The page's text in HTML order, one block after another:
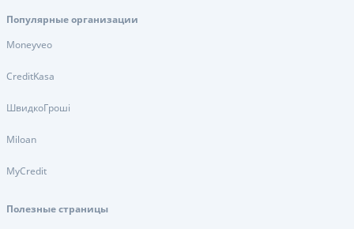
Популярные организации
Moneyveo
CreditKasa
ШвидкоГроші
Miloan
MyCredit
Полезные страницы